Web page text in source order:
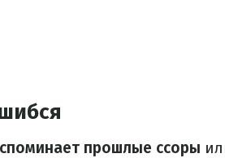
прошлые ссоры